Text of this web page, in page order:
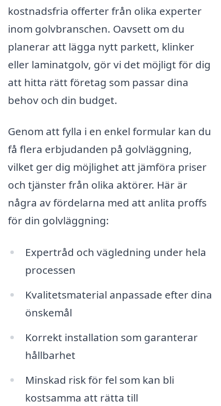
kostnadsfria offerter från olika experter
inom golvbranschen. Oavsett om du
planerar att lägga nytt parkett, klinker
eller laminatgolv, gör vi det möjligt för dig
att hitta rätt företag som passar dina
behov och din budget.
Genom att fylla i en enkel formular kan du
få flera erbjudanden på golvläggning,
vilket ger dig möjlighet att jämföra priser
och tjänster från olika aktörer. Här är
några av fördelarna med att anlita proffs
för din golvläggning:
Expertråd och vägledning under hela
processen
Kvalitetsmaterial anpassade efter dina
önskemål
Korrekt installation som garanterar
hållbarhet
Minskad risk för fel som kan bli
kostsamma att rätta till